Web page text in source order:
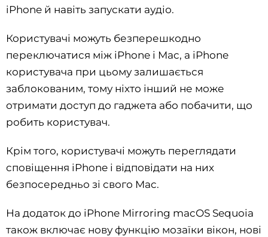
iPhone й навіть запускати аудіо.
Користувачі можуть безперешкодно
переключатися між iPhone і Mac, а iPhone
користувача при цьому залишається
заблокованим, тому ніхто інший не може
отримати доступ до гаджета або побачити, що
робить користувач.
Крім того, користувачі можуть переглядати
сповіщення iPhone і відповідати на них
безпосередньо зі свого Mac.
На додаток до iPhone Mirroring macOS Sequoia
також включає нову функцію мозаїки вікон, нові